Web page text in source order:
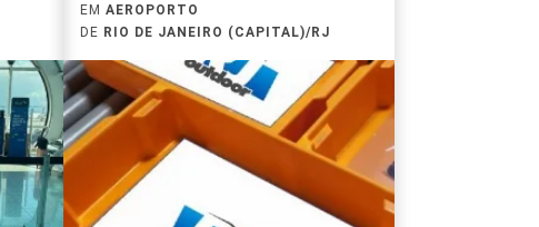
EM AEROPORTO
DE RIO DE JANEIRO (CAPITAL)/RJ